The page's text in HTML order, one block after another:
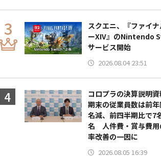
スクエニ、『ファイ
ーXIV』のNintendo
サービス開始
2026.08.04 23:51
コロプラの決算説明
期末の従業員数は前
名減、前四半期比で7
名 人件費・賞与費用
率改善の一因に
2026.08.05 16:39